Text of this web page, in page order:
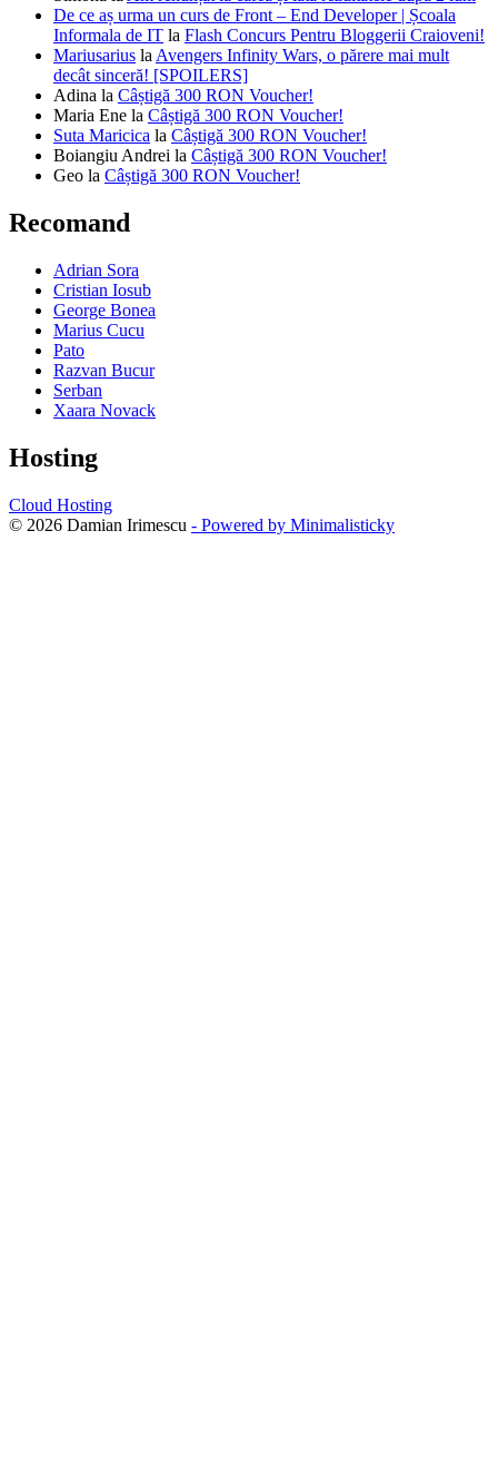
De ce aș urma un curs de Front – End Developer | Școala
Informala de IT la Flash Concurs Pentru Bloggerii Craioveni!
Mariusarius la Avengers Infinity Wars, o părere mai mult
decât sinceră! [SPOILERS]
Adina la Câștigă 300 RON Voucher!
Maria Ene la Câștigă 300 RON Voucher!
Suta Maricica la Câștigă 300 RON Voucher!
Boiangiu Andrei la Câștigă 300 RON Voucher!
Geo la Câștigă 300 RON Voucher!
Recomand
Adrian Sora
Cristian Iosub
George Bonea
Marius Cucu
Pato
Razvan Bucur
Serban
Xaara Novack
Hosting
Cloud Hosting
© 2026 Damian Irimescu - Powered by Minimalisticky